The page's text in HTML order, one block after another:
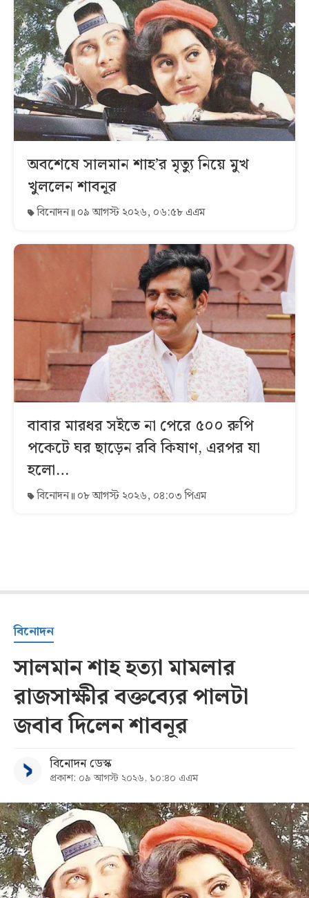
অবশেষে সালমান শাহ’র মৃত্যু নিয়ে মুখ
খুললেন শাবনূর
বিনোদন ০৯ আগস্ট ২০২৬, ০৬:৫৮ এএম
বাবার মারধর সইতে না পেরে ৫০০ রুপি
পকেটে ঘর ছাড়েন রবি কিষাণ, এরপর যা
হলো…
বিনোদন ০৮ আগস্ট ২০২৬, ০৪:০৩ পিএম
বিনোদন
সালমান শাহ হত্যা মামলার
রাজসাক্ষীর বক্তব্যের পালটা
জবাব দিলেন শাবনূর
বিনোদন ডেস্ক
প্রকাশ: ০৯ আগস্ট ২০২৬, ১০:৪০ এএম